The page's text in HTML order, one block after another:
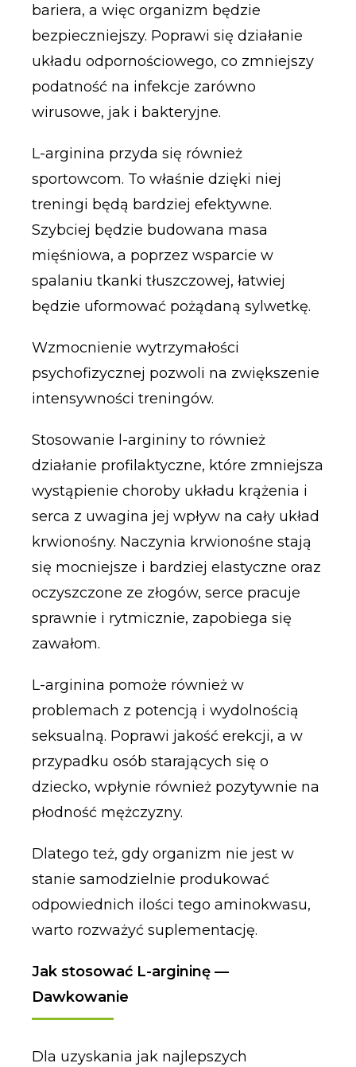
bariera, a więc organizm będzie
bezpieczniejszy. Poprawi się działanie
układu odpornościowego, co zmniejszy
podatność na infekcje zarówno
wirusowe, jak i bakteryjne.
L-arginina przyda się również
sportowcom. To właśnie dzięki niej
treningi będą bardziej efektywne.
Szybciej będzie budowana masa
mięśniowa, a poprzez wsparcie w
spalaniu tkanki tłuszczowej, łatwiej
będzie uformować pożądaną sylwetkę.
Wzmocnienie wytrzymałości
psychofizycznej pozwoli na zwiększenie
intensywności treningów.
Stosowanie l-argininy to również
działanie profilaktyczne, które zmniejsza
wystąpienie choroby układu krążenia i
serca z uwagina jej wpływ na cały układ
krwionośny. Naczynia krwionośne stają
się mocniejsze i bardziej elastyczne oraz
oczyszczone ze złogów, serce pracuje
sprawnie i rytmicznie, zapobiega się
zawałom.
L-arginina pomoże również w
problemach z potencją i wydolnością
seksualną. Poprawi jakość erekcji, a w
przypadku osób starających się o
dziecko, wpłynie również pozytywnie na
płodność mężczyzny.
Dlatego też, gdy organizm nie jest w
stanie samodzielnie produkować
odpowiednich ilości tego aminokwasu,
warto rozważyć suplementację.
Jak stosować L-argininę —
Dawkowanie
Dla uzyskania jak najlepszych